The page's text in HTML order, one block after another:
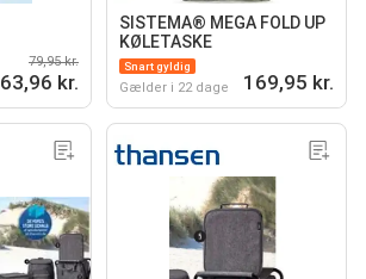
79,95 kr.
63,96 kr.
SISTEMA® MEGA FOLD UP
KØLETASKE
Snart gyldig
Gælder i 22 dage 169,95 kr.